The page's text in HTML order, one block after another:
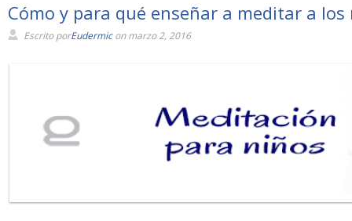
Cómo y para qué enseñar a meditar a los
Escrito porEudermicon marzo 2, 2016